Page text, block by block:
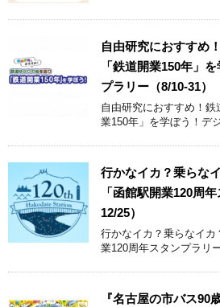
自由研究におすすめ
「鉄道開業150年」
プラリー（8/10-31）
自由研究におすすめ！
業150年」を学ぼう！デ
行かなイカ？乗らな
「函館駅開業120周
12/25）
行かなイカ？乗らなイカ
業120周年スタンプラリ
『名古屋の市バス90